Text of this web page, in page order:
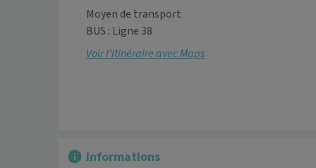
Moyen de transport
BUS : Ligne 38
Voir l’itinéraire avec Maps
Informations